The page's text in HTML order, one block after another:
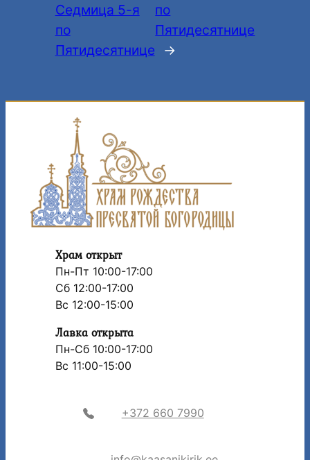
Седмица 5-я
по
Пятидесятнице
по
Пятидесятнице
→
Храм открыт
Пн-Пт 10:00-17:00
Сб 12:00-17:00
Вс 12:00-15:00
Лавка открыта
Пн-Сб 10:00-17:00
Вс 11:00-15:00
+372 660 7990